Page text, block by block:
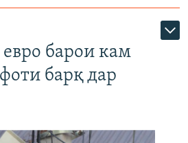
барои кам
барқ дар